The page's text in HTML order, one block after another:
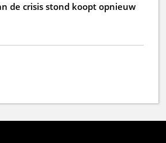
de crisis stond koopt opnieuw